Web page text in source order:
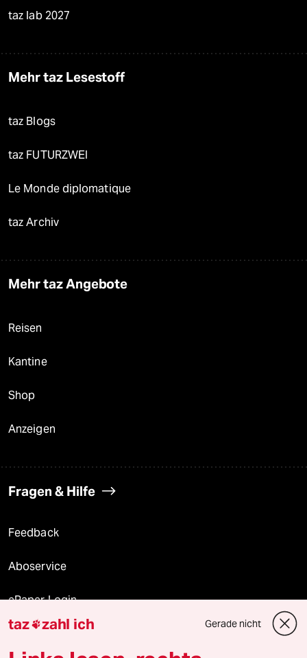
taz lab 2027
Mehr taz Lesestoff
taz Blogs
taz FUTURZWEI
Le Monde diplomatique
taz Archiv
Mehr taz Angebote
Reisen
Kantine
Shop
Anzeigen
Fragen & Hilfe
Feedback
Aboservice
ePaper Login
Downloads für Abonnierende
taz zahl ich Gerade nicht